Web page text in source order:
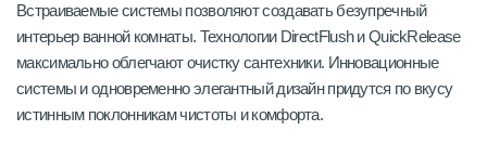
Встраиваемые системы позволяют создавать безупречный
интерьер ванной комнаты. Технологии DirectFlush и QuickRelease
максимально облегчают очистку сантехники. Инновационные
системы и одновременно элегантный дизайн придутся по вкусу
истинным поклонникам чистоты и комфорта.